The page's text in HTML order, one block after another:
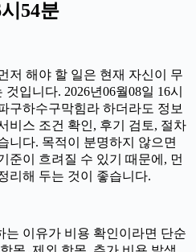
54분
저 해야 할 일은 현재 자신이 무
입니다. 2026년06월08일 16시
구하수구막힘라 하더라도 정보
비스 조건 확인, 후기 검토, 절차
니다. 목적이 분명하지 않으면
준이 흐려질 수 있기 때문에, 먼
리해 두는 것이 좋습니다.
는 이유가 비용 확인이라면 단순